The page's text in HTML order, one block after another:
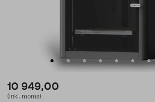
10 949,00
(inkl. moms)